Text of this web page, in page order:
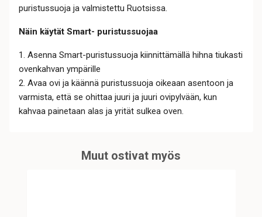
puristussuoja ja valmistettu Ruotsissa.
Näin käytät Smart- puristussuojaa
1. Asenna Smart-puristussuoja kiinnittämällä hihna tiukasti
ovenkahvan ympärille
2. Avaa ovi ja käännä puristussuoja oikeaan asentoon ja
varmista, että se ohittaa juuri ja juuri ovipylvään, kun
kahvaa painetaan alas ja yrität sulkea oven.
Muut ostivat myös